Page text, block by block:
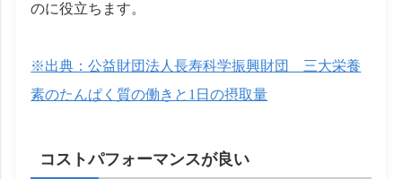
のに役立ちます。
※出典：公益財団法人長寿科学振興財団 三大栄養
素のたんぱく質の働きと1日の摂取量
コストパフォーマンスが良い